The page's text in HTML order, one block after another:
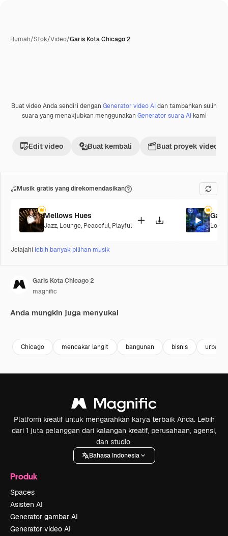
Rumah/Stok/Video/Garis Kota Chicago 2
Buat video Anda sendiri dengan Generator video AIdan tambahkan sulih
suara yang menakjubkan menggunakan Generator suara AIkami
Edit video Buat kembali Buat proyek video
Musik gratis yang direkomendasikan
Mellows Hues
Jazz, Lounge, Peaceful, Playful
Jelajahi lebih banyak pilihan musik
Garis Kota Chicago 2
magnific
Anda mungkin juga menyukai
Chicago mencakar langit bangunan bisnis urban
Platform kreatif untuk mengarahkan karya terbaik Anda. Lebih
dari 1 juta pelanggan dari kalangan kreatif, perusahaan, agensi,
dan studio.
Bahasa Indonesia
Produk
Spaces
Asisten AI
Generator gambar AI
Generator video AI